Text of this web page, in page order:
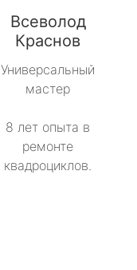
Всеволод
Краснов
Универсальный
мастер
8 лет опыта в
ремонте
квадроциклов.